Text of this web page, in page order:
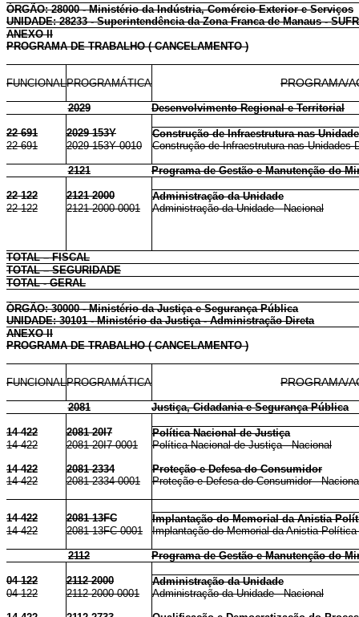
ÓRGÃO: 28000 - Ministério da Indústria, Comércio Exterior e Serviços
UNIDADE: 28233 - Superintendência da Zona Franca de Manaus -
ANEXO II
PROGRAMA DE TRABALHO ( CANCELAMENTO )
FUNCIONALPROGRAMÁTICA PROGRAMA/
2029 Desenvolvimento Regional e Territorial
22 691 2029 153Y
Construção de Infraestrutura nas
22 691
2029 153Y 0010 Construção de Infraestrutura nas Unidades
2121 Programa de Gestão e Manutenção do
22 122 2121 2000
Administração da Unidade
22 122
2121 2000 0001 Administração da Unidade - Nacional
TOTAL – FISCAL
TOTAL – SEGURIDADE
TOTAL - GERAL
ÓRGÃO: 30000 - Ministério da Justiça e Segurança Pública
UNIDADE: 30101 - Ministério da Justiça - Administração Direta
ANEXO II
PROGRAMA DE TRABALHO ( CANCELAMENTO )
FUNCIONALPROGRAMÁTICA PROGRAMA/
2081 Justiça, Cidadania e Segurança Pública
14 422 2081 20I7
Política Nacional de Justiça
14 422
2081 20I7 0001
Política Nacional de Justiça - Nacional
14 422
2081 2334
Proteção e Defesa do Consumidor
14 422
2081 2334 0001 Proteção e Defesa do Consumidor -
14 422 2081 13FC
Implantação do Memorial da Anistia
14 422
2081 13FC 0001 Implantação do Memorial da Anistia
2112 Programa de Gestão e Manutenção do
04 122 2112 2000
Administração da Unidade
04 122
2112 2000 0001
Administração da Unidade - Nacional